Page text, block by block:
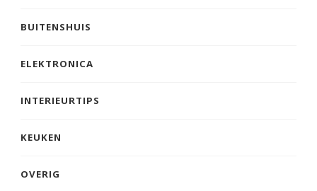
BUITENSHUIS
ELEKTRONICA
INTERIEURTIPS
KEUKEN
OVERIG